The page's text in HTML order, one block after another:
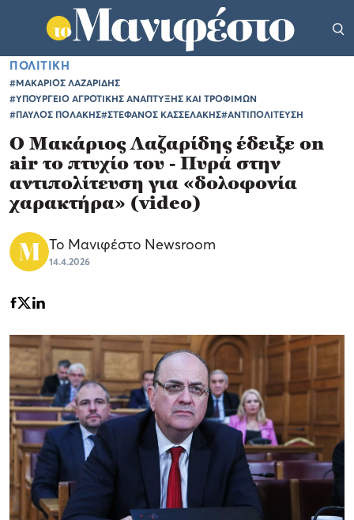
ΠΟΛΙΤΙΚΗ
#ΜΑΚΑΡΙΟΣ ΛΑΖΑΡΙΔΗΣ
#ΥΠΟΥΡΓΕΙΟ ΑΓΡΟΤΙΚΗΣ ΑΝΑΠΤΥΞΗΣ ΚΑΙ ΤΡΟΦΙΜΩΝ
#ΠΑΥΛΟΣ ΠΟΛΑΚΗΣ#ΣΤΕΦΑΝΟΣ ΚΑΣΣΕΛΑΚΗΣ#ΑΝΤΙΠΟΛΙΤΕΥΣΗ
Ο Μακάριος Λαζαρίδης έδειξε on
air το πτυχίο του - Πυρά στην
αντιπολίτευση για «δολοφονία
χαρακτήρα» (video)
Το Μανιφέστο Newsroom
14.4.2026